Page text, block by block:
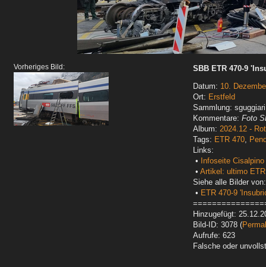
Vorheriges Bild:
SBB ETR 470-9
Datum: 10.
Ort: Erstfeld
Sammlung:
Kommentare: Foto
Album: 2024.12 -
Tags: ETR 470,
Links:
•
Infoseite
• Artikel: ultimo
Siehe alle Bilder von:
• ETR 470-9
Hinzugefügt:
Bild-ID: 3078 (
Aufrufe: 623
Falsche oder